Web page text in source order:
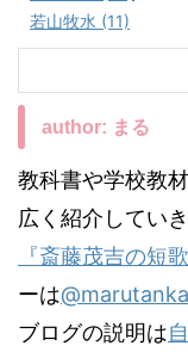
若山牧水 (11)
author: まる
教科書や学校教
広く紹介してい
『斎藤茂吉の短
ーは@marutanka
ブログの説明は